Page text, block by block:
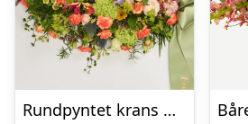
Rundpyntet krans med bånd – Et farverigt farvel